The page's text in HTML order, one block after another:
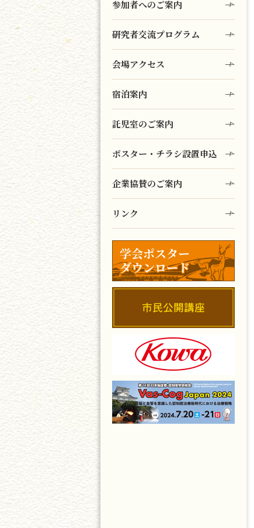
参加者へのご案内
研究者交流プログラム
会場アクセス
宿泊案内
託児室のご案内
ポスター・チラシ設置申込
企業協賛のご案内
リンク